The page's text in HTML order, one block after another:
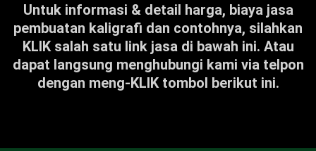
Untuk informasi & detail harga, biaya jasa
pembuatan kaligrafi dan contohnya, silahkan
KLIK salah satu link jasa di bawah ini. Atau
dapat langsung menghubungi kami via telpon
dengan meng-KLIK tombol berikut ini.